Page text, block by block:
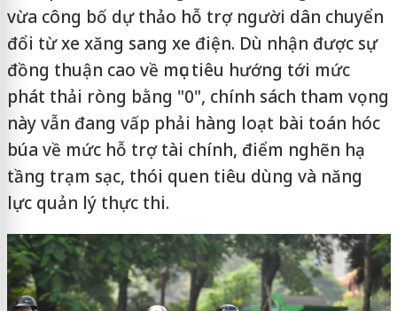
vừa công bố dự thảo hỗ trợ người dân chuyển
đổi từ xe xăng sang xe điện. Dù nhận được sự
đồng thuận cao về mục tiêu hướng tới mức
phát thải ròng bằng "0", chính sách tham vọng
này vẫn đang vấp phải hàng loạt bài toán hóc
búa về mức hỗ trợ tài chính, điểm nghẽn hạ
tầng trạm sạc, thói quen tiêu dùng và năng
lực quản lý thực thi.